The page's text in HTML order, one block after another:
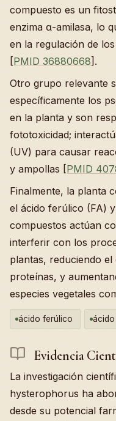
compuesto es un
enzima α-amilasa, lo
en la regulación de
[PMID 36880668].
Otro grupo relevante
específicamente los
en la planta y son
fototoxicidad;
(UV) para causar
y ampollas [PMID
Finalmente, la planta
el ácido ferúlico (FA)
compuestos actúan
interferir con los
plantas, reduciendo
proteínas, y
especies vegetales
ácido ferúlico
Evidencia
La investigación
hysterophorus ha
desde su potencial